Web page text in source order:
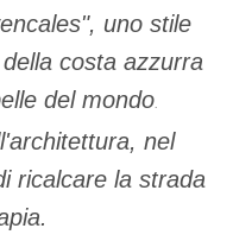
uno stile
costa azzurra
del mondo.
nel
ricalcare la strada